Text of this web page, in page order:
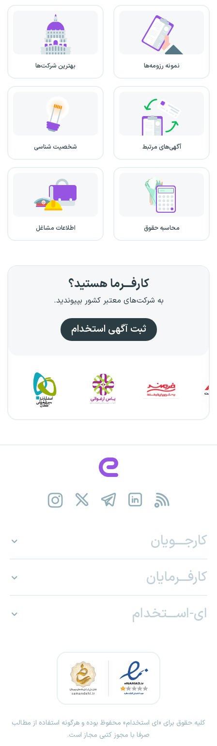
نمونه رزومه‌ها بهترین شرکت‌ها
آگهی‌های مرتبط شخصیت شناسی
محاسبه حقوق اطلاعات مشاغل
کارفـــرما هستید؟
به شرکت‌های معتبر کشور بپیوندید.
ثبت آگهی استخدام
کارجـــویان
کارفـــرمایان
ای-اســـتخدام
کلیه حقوق برای «ای استخدام» محفوظ بوده و هرگونه استفاده از مطالب
صرفا با مجوز کتبی مجاز است.